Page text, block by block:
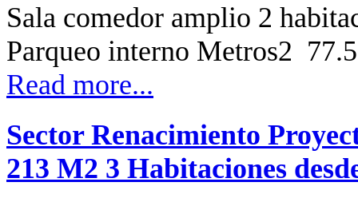
Sala comedor amplio 2
Parqueo interno Metros2
Read more...
Sector Renacimiento
213 M2 3 Habitaciones